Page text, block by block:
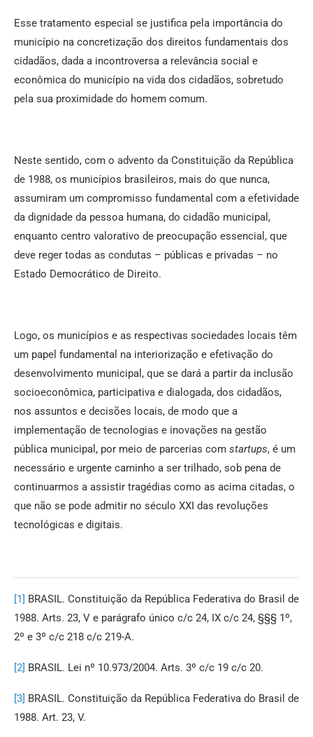
Esse tratamento especial se justifica pela importância do
município na concretização dos direitos fundamentais dos
cidadãos, dada a incontroversa a relevância social e
econômica do município na vida dos cidadãos, sobretudo
pela sua proximidade do homem comum.
Neste sentido, com o advento da Constituição da República
de 1988, os municípios brasileiros, mais do que nunca,
assumiram um compromisso fundamental com a efetividade
da dignidade da pessoa humana, do cidadão municipal,
enquanto centro valorativo de preocupação essencial, que
deve reger todas as condutas – públicas e privadas – no
Estado Democrático de Direito.
Logo, os municípios e as respectivas sociedades locais têm
um papel fundamental na interiorização e efetivação do
desenvolvimento municipal, que se dará a partir da inclusão
socioeconômica, participativa e dialogada, dos cidadãos,
nos assuntos e decisões locais, de modo que a
implementação de tecnologias e inovações na gestão
pública municipal, por meio de parcerias com startups, é um
necessário e urgente caminho a ser trilhado, sob pena de
continuarmos a assistir tragédias como as acima citadas, o
que não se pode admitir no século XXI das revoluções
tecnológicas e digitais.
[1] BRASIL. Constituição da República Federativa do Brasil de
1988. Arts. 23, V e parágrafo único c/c 24, IX c/c 24, §§§ 1º,
2º e 3º c/c 218 c/c 219-A.
[2] BRASIL. Lei nº 10.973/2004. Arts. 3º c/c 19 c/c 20.
[3] BRASIL. Constituição da República Federativa do Brasil de
1988. Art. 23, V.